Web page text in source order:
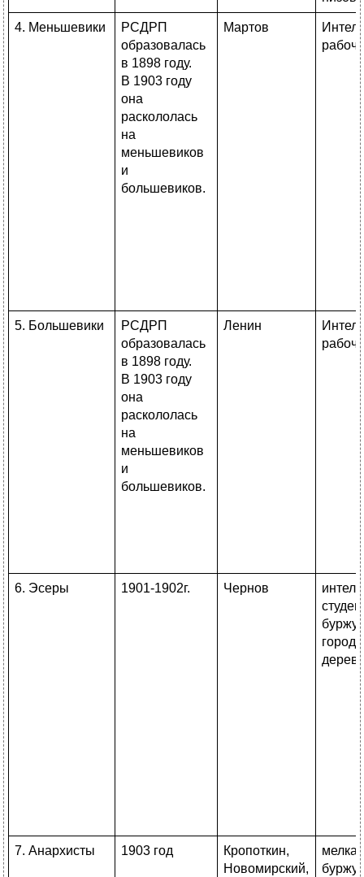
4. Меньшевики
РСДРП
образовалась
в 1898 году.
В 1903 году
она
раскололась
на
меньшевиков
и
большевиков.
Мартов
5. Большевики
РСДРП
образовалась
в 1898 году.
В 1903 году
она
раскололась
на
меньшевиков
и
большевиков.
Ленин
6. Эсеры 1901-1902г. Чернов
7. Анархисты 1903 год
Кропоткин,
Новомирский,
мелкая